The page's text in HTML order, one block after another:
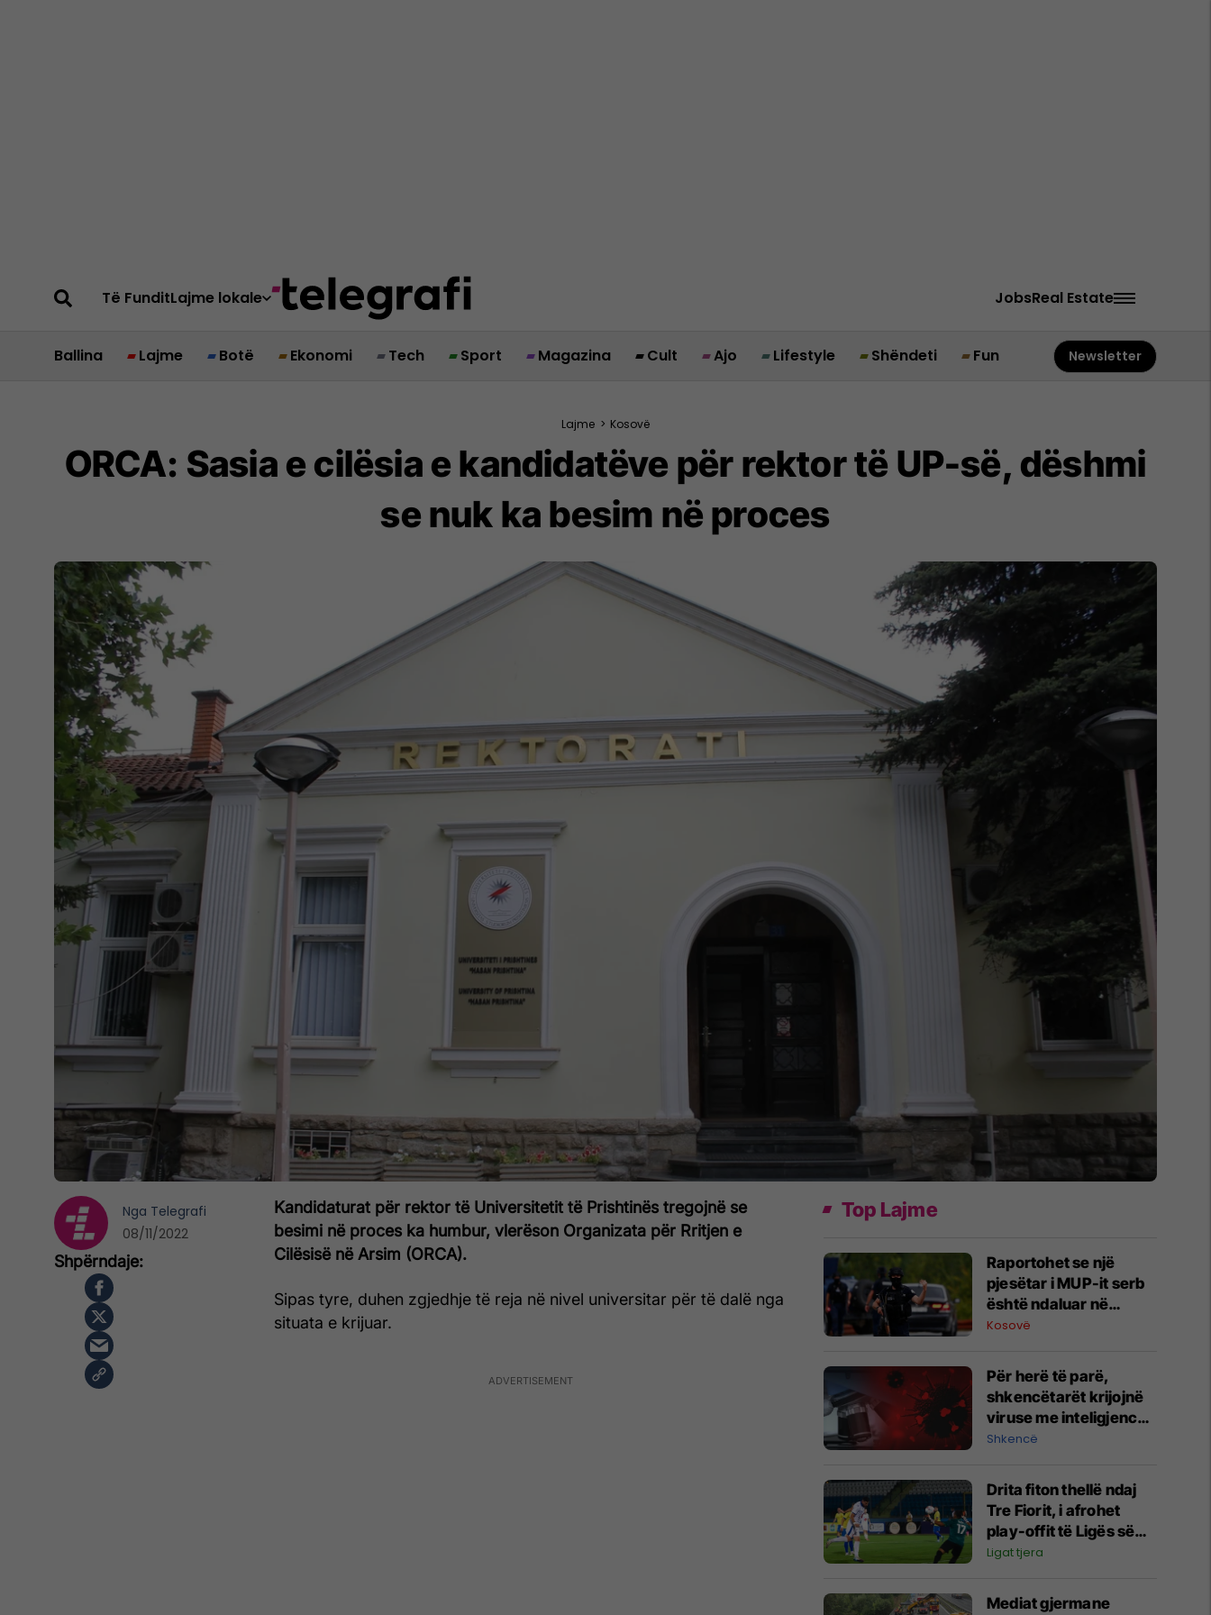
Të FunditLajme lokale JobsReal Estate
Ballina Lajme Botë Ekonomi Tech Sport Magazina Cult Ajo Lifestyle Shëndeti Fun Newsletter
Lajme > Kosovë
ORCA: Sasia e cilësia e kandidatëve për rektor të UP-së, dëshmi
se nuk ka besim në proces
Kandidaturat për rektor të Universitetit të Prishtinës tregojnë se
besimi në proces ka humbur, vlerëson Organizata për Rritjen e
Cilësisë në Arsim (ORCA).
Sipas tyre, duhen zgjedhje të reja në nivel universitar për të dalë nga
situata e krijuar.
Nga Telegrafi
08/11/2022
Top Lajme
Raportohet se një
pjesëtar i MUP-it serb
është ndaluar në
Jarinë
Kosovë
Për herë të parë,
shkencëtarët krijojnë
viruse me inteligjencë
artificiale
Shkencë
Drita fiton thellë ndaj
Tre Fiorit, i afrohet
play-offit të Ligës së
Konferencës
Ligat tjera
Mediat gjermane